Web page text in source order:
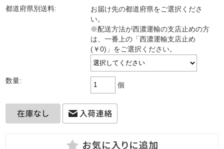
都道府県別送料:
お届け先の都道府県をご選択くださ
い。
※配送方法が西濃運輸の支店止めの方
は、一番上の「西濃運輸支店止め
(￥0)」をご選択ください。
数量:
個